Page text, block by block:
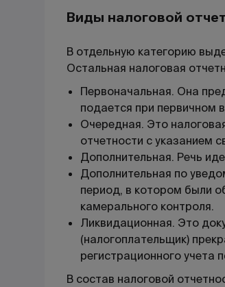
Виды налоговой
В отдельную категорию
Остальная налоговая
Первоначальная. Она
подается при первичном
Очередная. Это
отчетности с указанием
Дополнительная. Речь
Дополнительная по
период, в котором были
камерального контроля.
Ликвидационная. Это
(налогоплательщик)
регистрационного учета
В состав налоговой